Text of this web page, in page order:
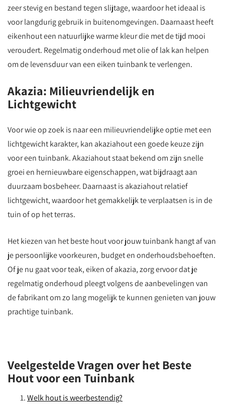
zeer stevig en bestand tegen slijtage, waardoor het ideaal is
voor langdurig gebruik in buitenomgevingen. Daarnaast heeft
eikenhout een natuurlijke warme kleur die met de tijd mooi
veroudert. Regelmatig onderhoud met olie of lak kan helpen
om de levensduur van een eiken tuinbank te verlengen.
Akazia: Milieuvriendelijk en
Lichtgewicht
Voor wie op zoek is naar een milieuvriendelijke optie met een
lichtgewicht karakter, kan akaziahout een goede keuze zijn
voor een tuinbank. Akaziahout staat bekend om zijn snelle
groei en hernieuwbare eigenschappen, wat bijdraagt aan
duurzaam bosbeheer. Daarnaast is akaziahout relatief
lichtgewicht, waardoor het gemakkelijk te verplaatsen is in de
tuin of op het terras.
Het kiezen van het beste hout voor jouw tuinbank hangt af van
je persoonlijke voorkeuren, budget en onderhoudsbehoeften.
Of je nu gaat voor teak, eiken of akazia, zorg ervoor dat je
regelmatig onderhoud pleegt volgens de aanbevelingen van
de fabrikant om zo lang mogelijk te kunnen genieten van jouw
prachtige tuinbank.
Veelgestelde Vragen over het Beste
Hout voor een Tuinbank
Welk hout is weerbestendig?